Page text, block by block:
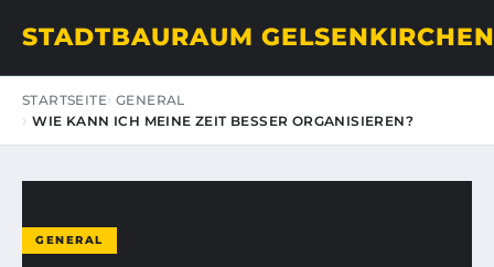
STADTBAURAUM GELSENKIRCHEN
STARTSEITE GENERAL
WIE KANN ICH MEINE ZEIT BESSER ORGANISIEREN?
GENERAL